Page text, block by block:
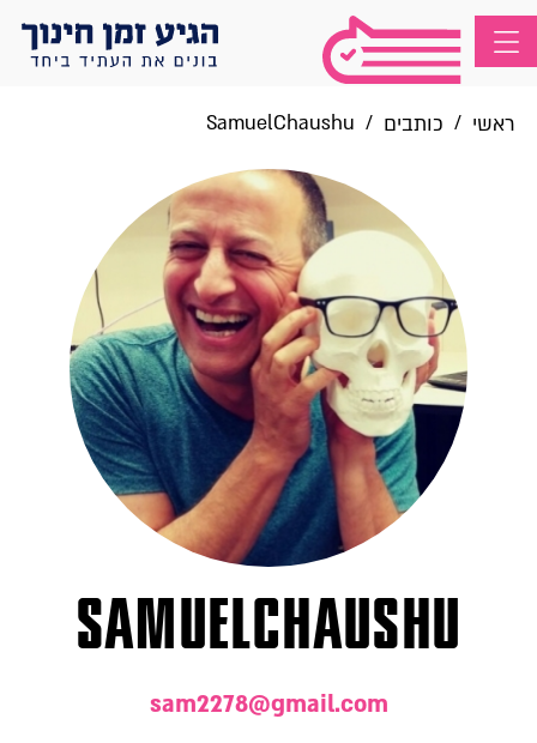
ראשי / כותבים /
SamuelChaushu
SamuelChaushu
sam2278@gmail.com